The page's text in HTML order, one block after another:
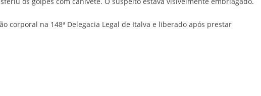
corporal na 148ª Delegacia Legal de Italva e liberado após prestar